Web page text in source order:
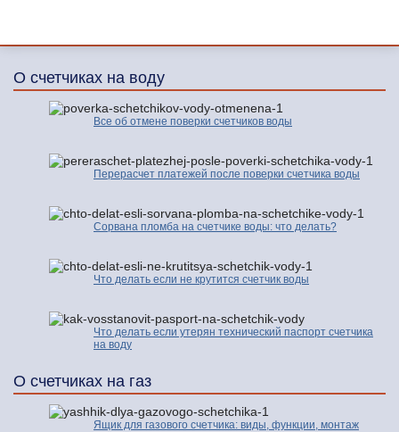
О счетчиках на воду
Все об отмене поверки счетчиков воды
Перерасчет платежей после поверки счетчика воды
Сорвана пломба на счетчике воды: что делать?
Что делать если не крутится счетчик воды
Что делать если утерян технический паспорт счетчика
на воду
О счетчиках на газ
Ящик для газового счетчика: виды, функции, монтаж